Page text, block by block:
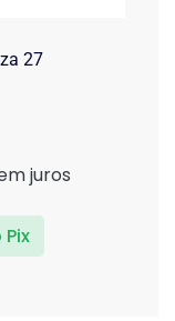
27
juros
Pix